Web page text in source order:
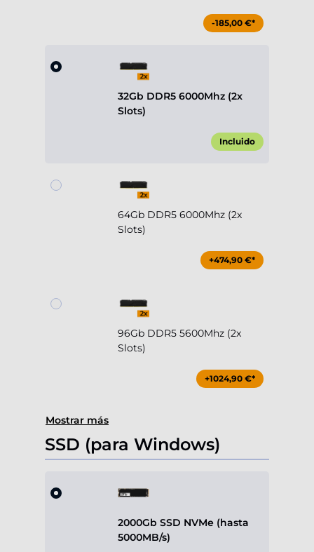
-185,00 €*
32Gb DDR5 6000Mhz (2x
Slots)
Incluido
64Gb DDR5 6000Mhz (2x
Slots)
+474,90 €*
96Gb DDR5 5600Mhz (2x
Slots)
+1024,90 €*
Mostrar más
SSD (para Windows)
2000Gb SSD NVMe (hasta
5000MB/s)